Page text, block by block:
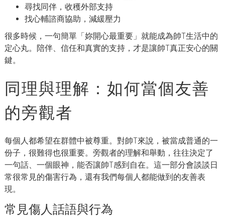
尋找同伴，收穫外部支持
找心輔諮商協助，減緩壓力
很多時候，一句簡單「妳開心最重要」就能成為帥T生活中的
定心丸。陪伴、信任和真實的支持，才是讓帥T真正安心的關
鍵。
同理與理解：如何當個友善
的旁觀者
每個人都希望在群體中被尊重。對帥T來說，被當成普通的一
份子，很難得也很重要。旁觀者的理解和舉動，往往決定了
一句話、一個眼神，能否讓帥T感到自在。這一部分會談談日
常很常見的傷害行為，還有我們每個人都能做到的友善表
現。
常見傷人話語與行為